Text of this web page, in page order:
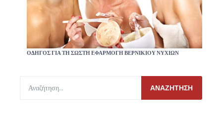
ΟΔΗΓΌΣ ΓΙΑ ΤΗ ΣΩΣΤΉ ΕΦΑΡΜΟΓΉ ΒΕΡΝΙΚΙΟΎ ΝΥΧΙΏΝ
ΑΝΑΖΉΤΗΣΗ